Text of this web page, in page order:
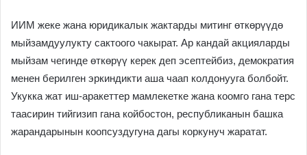
ИИМ жеке жана юридикалык жактарды митинг өткөрүүдө
мыйзамдуулукту сактоого чакырат. Ар кандай акцияларды
мыйзам чегинде өткөрүү керек деп эсептейбиз, демократия
менен берилген эркиндикти аша чаап колдонууга болбойт.
Укукка жат иш-аракеттер мамлекетке жана коомго гана терс
таасирин тийгизип гана койбостон, республиканын башка
жарандарынын коопсуздугуна дагы коркунуч жаратат.